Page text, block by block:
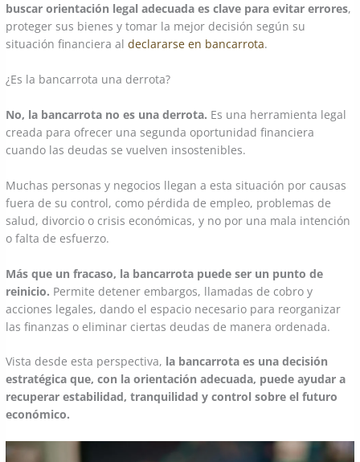
buscar orientación legal adecuada es clave para evitar errores,
proteger sus bienes y tomar la mejor decisión según su
situación financiera aldeclararse en bancarrota.
¿Es la bancarrota una derrota?
No, la bancarrota no es una derrota. Es una herramienta legal
creada para ofrecer una segunda oportunidad financiera
cuando las deudas se vuelven insostenibles.
Muchas personas y negocios llegan a esta situación por causas
fuera de su control, como pérdida de empleo, problemas de
salud, divorcio o crisis económicas, y no por una mala intención
o falta de esfuerzo.
Más que un fracaso, la bancarrota puede ser un punto de
reinicio. Permite detener embargos, llamadas de cobro y
acciones legales, dando el espacio necesario para reorganizar
las finanzas o eliminar ciertas deudas de manera ordenada.
Vista desde esta perspectiva, la bancarrota es una decisión
estratégica que, con la orientación adecuada, puede ayudar a
recuperar estabilidad, tranquilidad y control sobre el futuro
económico.